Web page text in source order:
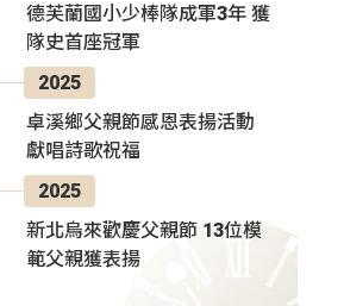
德芙蘭國小少棒隊成軍3年 獲
隊史首座冠軍
2025
卓溪鄉父親節感恩表揚活動
獻唱詩歌祝福
2025
新北烏來歡慶父親節 13位模
範父親獲表揚